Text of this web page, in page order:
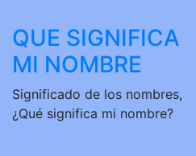
QUE SIGNIFICA
MI NOMBRE
Significado de los nombres,
¿Qué significa mi nombre?